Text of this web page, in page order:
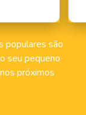
populares são
seu pequeno
próximos